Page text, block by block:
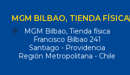
MGM BILBAO, TIENDA FÍSICA
MGM Bilbao, Tienda física
Francisco Bilbao 241
Santiago - Providencia
Región Metropolitana - Chile